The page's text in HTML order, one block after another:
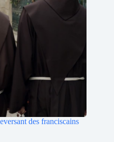
des franciscains